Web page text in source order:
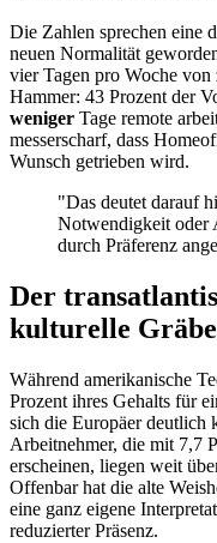
Die Zahlen sprechen eine
neuen Normalität
vier Tagen pro Woche
Hammer: 43 Prozent der
weniger Tage remote
messerscharf, dass
Wunsch getrieben wird.
"Das deutet darauf
Notwendigkeit oder
durch Präferenz
Der
kulturelle
Während amerikanische
Prozent ihres Gehalts für
sich die Europäer deutlich
Arbeitnehmer, die mit 7,7
erscheinen, liegen weit
Offenbar hat die alte
eine ganz eigene
reduzierter Präsenz.